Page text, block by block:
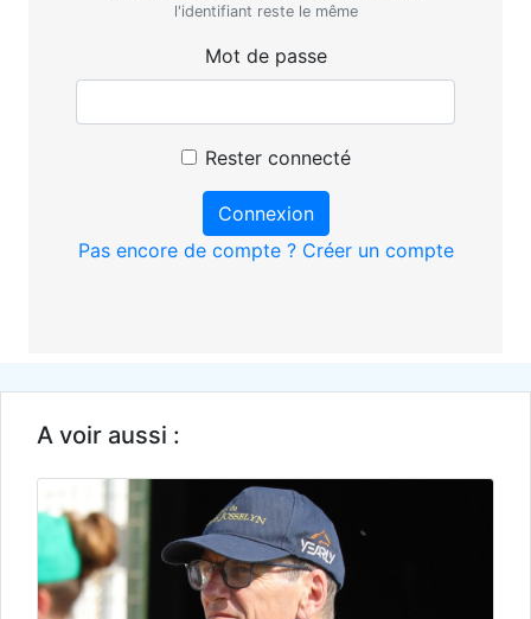
l'identifiant reste le même
Mot de passe
Rester connecté
Connexion
Pas encore de compte ? Créer un compte
A voir aussi :